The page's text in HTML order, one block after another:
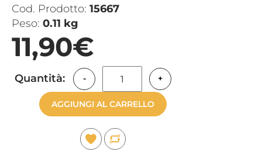
Cod. Prodotto: 15667
Peso: 0.11 kg
11,90€
Quantità: - +
AGGIUNGI AL CARRELLO